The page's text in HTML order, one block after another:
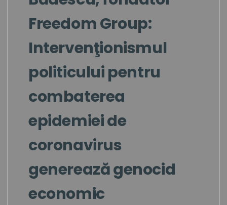
Freedom Group:
Intervenţionismul
politicului pentru
combaterea
epidemiei de
coronavirus
generează genocid
economic